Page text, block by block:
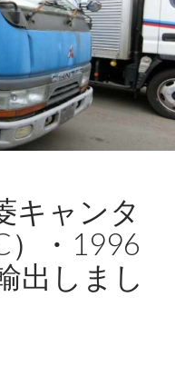
キャンタ
）・1996
出しまし